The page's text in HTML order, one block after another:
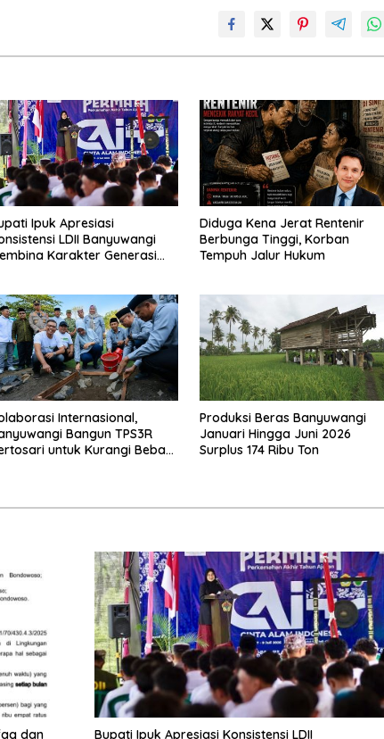
Ipuk Apresiasi
LDII Banyuwangi
Karakter Generasi
Diduga Kena Jerat Rentenir
Berbunga Tinggi, Korban
Tempuh Jalur Hukum
Internasional,
Bangun TPS3R
untuk Kurangi Beban
Produksi Beras Banyuwangi
Januari Hingga Juni 2026
Surplus 174 Ribu Ton
dan
Bupati Ipuk Apresiasi Konsistensi LDII